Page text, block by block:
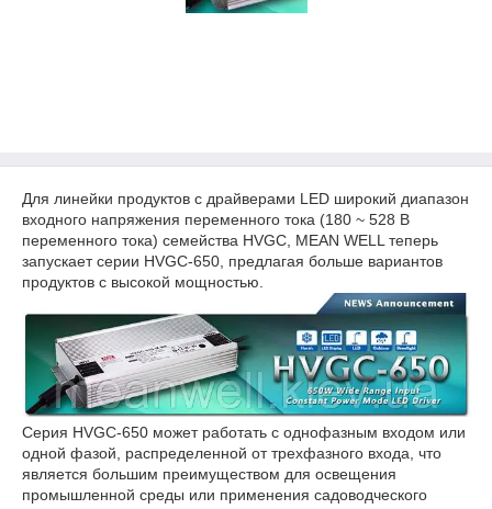
Для линейки продуктов с драйверами LED широкий диапазон
входного напряжения переменного тока (180 ~ 528 В
переменного тока) семейства HVGC, MEAN WELL теперь
запускает серии HVGC-650, предлагая больше вариантов
продуктов с высокой мощностью.
Серия HVGC-650 может работать с однофазным входом или
одной фазой, распределенной от трехфазного входа, что
является большим преимуществом для освещения
промышленной среды или применения садоводческого